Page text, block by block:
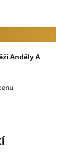
Anděly A